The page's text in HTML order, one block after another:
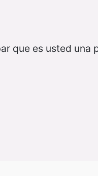
que es usted